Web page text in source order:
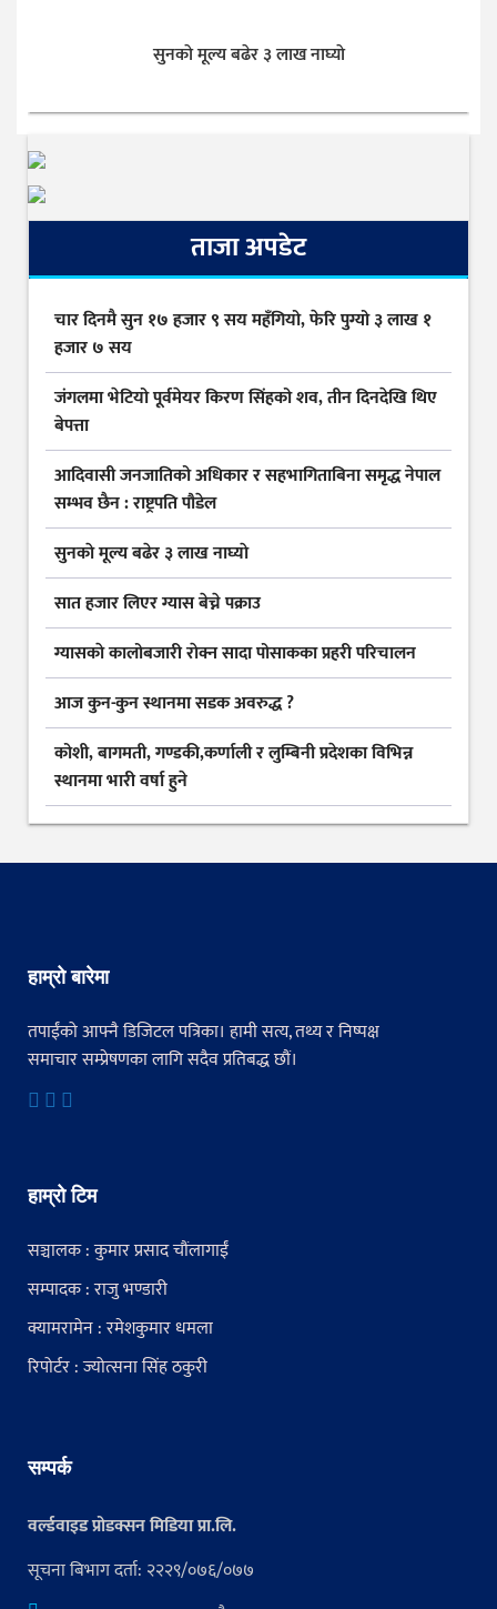
सुनकाे मूल्य बढेर ३ लाख नाघ्याे
ताजा अपडेट
चार दिनमै सुन १७ हजार ९ सय महँगियो, फेरि पुग्यो ३ लाख १
हजार ७ सय
जंगलमा भेटियो पूर्वमेयर किरण सिंहको शव, तीन दिनदेखि थिए
बेपत्ता
आदिवासी जनजातिको अधिकार र सहभागिताबिना समृद्ध नेपाल
सम्भव छैन : राष्ट्रपति पौडेल
सुनकाे मूल्य बढेर ३ लाख नाघ्याे
सात हजार लिएर ग्यास बेच्ने पक्राउ
ग्यासकाे कालोबजारी राेक्न सादा पोसाकका प्रहरी परिचालन
आज कुन-कुन स्थानमा सडक अवरुद्ध ?
कोशी, बागमती, गण्डकी,कर्णाली र लुम्बिनी प्रदेशका विभिन्न
स्थानमा भारी वर्षा हुने
हाम्रो बारेमा
तपाईंको आफ्नै डिजिटल पत्रिका। हामी सत्य, तथ्य र निष्पक्ष
समाचार सम्प्रेषणका लागि सदैव प्रतिबद्ध छौं।
हाम्रो टिम
सञ्चालक : कुमार प्रसाद चौंलागाईं
सम्पादक : राजु भण्डारी
क्यामरामेन : रमेशकुमार धमला
रिपोर्टर : ज्योत्सना सिंह ठकुरी
सम्पर्क
वर्ल्डवाइड प्रोडक्सन मिडिया प्रा.लि.
सूचना बिभाग दर्ता: २२२९/०७६/०७७